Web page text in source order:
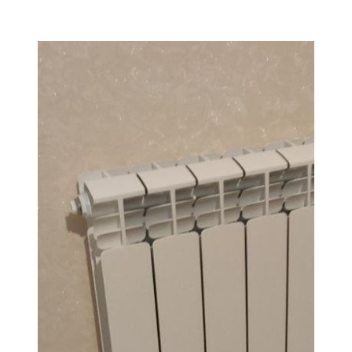
106,2 FM
Минзәлә
107,3 FM
100,0 FM
Нурлат
104,7 FM
Олы Әтнә
71,42 FM
Сарман